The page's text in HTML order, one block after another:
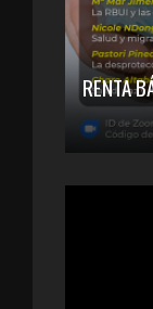
RENTA